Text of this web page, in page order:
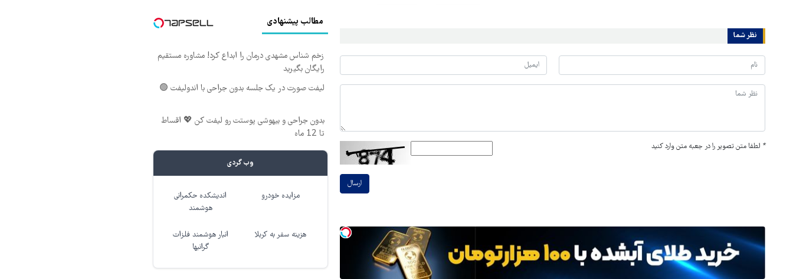
نظر شما
* لطفا متن تصویر را در جعبه متن وارد کنید
ارسال
مطالب پیشنهادی
زخم شناس مشهدی درمان را ابداع کرد! مشاوره مستقیم
رایگان بگیرید
لیفت صورت در یک جلسه بدون جراحی با اندولیفت 🟢
بدون جراحی و بیهوشی پوستت رو لیفت کن 💖 اقساط
تا 12 ماه
وب گردی
مزایده خودرو
اندیشکده حکمرانی
هوشمند
هزینه سفر به کربلا
انبار هوشمند فلزات
گرانبها